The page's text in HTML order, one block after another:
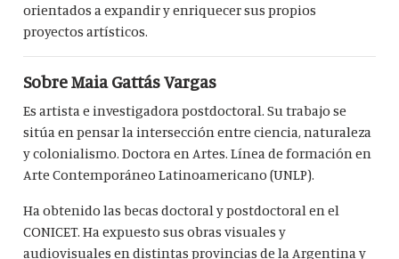
orientados a expandir y enriquecer sus propios
proyectos artísticos.
Sobre Maia Gattás Vargas
Es artista e investigadora postdoctoral. Su trabajo se
sitúa en pensar la intersección entre ciencia, naturaleza
y colonialismo.Doctora en Artes. Línea de formación en
Arte Contemporáneo Latinoamericano (UNLP).
Ha obtenido las becas doctoral y postdoctoral en el
CONICET.Ha expuesto sus obras visuales y
audiovisuales en distintas provincias de la Argentina y